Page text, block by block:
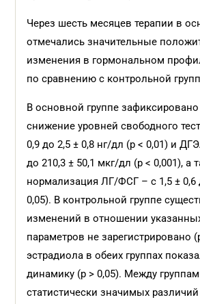
Через шесть месяцев терапии в
отмечались значительные
изменения в гормональном
по сравнению с контрольной
В основной группе
снижение уровней свободного
0,9 до 2,5 ± 0,8 нг/дл (p < 0,01) и
до 210,3 ± 50,1 мкг/дл (p < 0,001), а
нормализация ЛГ/ФСГ – с 1,5 ± 0,6
0,05). В контрольной группе
изменений в отношении
параметров не зарегистрировано
эстрадиола в обеих группах
динамику (p > 0,05). Между
статистически значимых